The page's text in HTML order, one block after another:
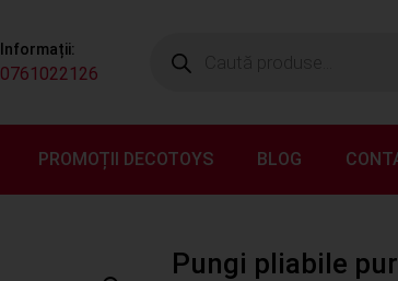
Informații:
0761022126
PROMOȚII DECOTOYS BLOG
Pungi pliabile